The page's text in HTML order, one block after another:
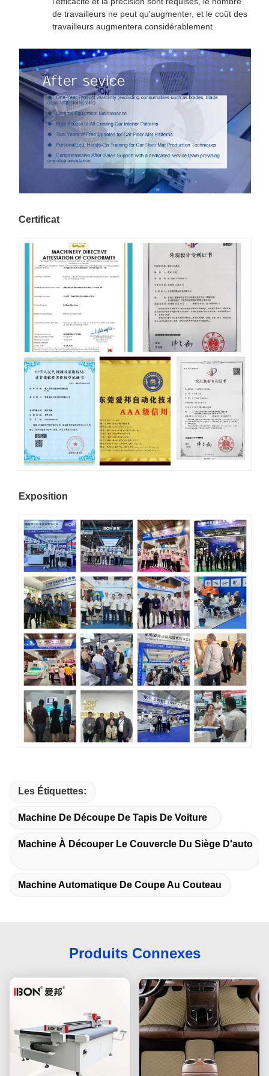
de travailleurs ne peut qu'augmenter, et le coût des
travailleurs augmentera considérablement
Certificat
Exposition
Les Étiquettes:
Machine De Découpe De Tapis De Voiture
Machine À Découper Le Couvercle Du Siège D'auto
Machine Automatique De Coupe Au Couteau
Produits Connexes